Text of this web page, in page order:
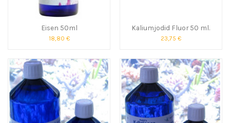
Eisen 50ml
18,80 €
Kaliumjodid Fluor 50 ml.
23,75 €